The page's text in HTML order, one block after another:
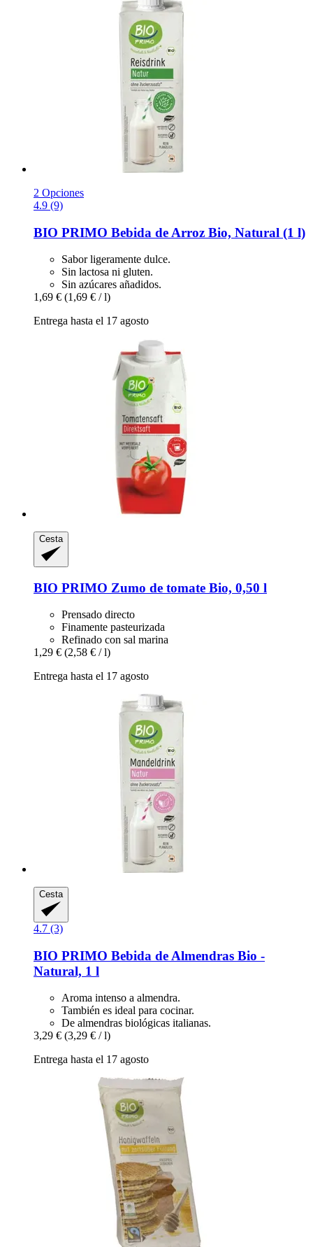
2 Opciones
4.9 (9)
BIO PRIMO Bebida de Arroz Bio, Natural (1 l)
Sabor ligeramente dulce.
Sin lactosa ni gluten.
Sin azúcares añadidos.
1,69 € (1,69 € / l)
Entrega hasta el 17 agosto
Cesta
BIO PRIMO Zumo de tomate Bio, 0,50 l
Prensado directo
Finamente pasteurizada
Refinado con sal marina
1,29 € (2,58 € / l)
Entrega hasta el 17 agosto
Cesta
4.7 (3)
BIO PRIMO Bebida de Almendras Bio -​
Natural, 1 l
Aroma intenso a almendra.
También es ideal para cocinar.
De almendras biológicas italianas.
3,29 € (3,29 € / l)
Entrega hasta el 17 agosto